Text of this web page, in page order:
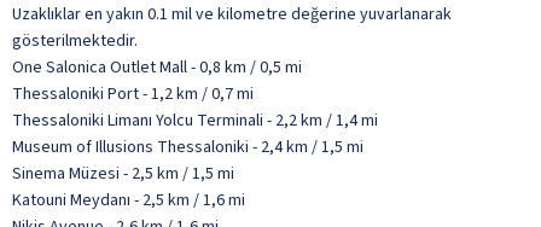
Uzaklıklar en yakın 0.1 mil ve kilometre değerine yuvarlanarak
gösterilmektedir.
One Salonica Outlet Mall - 0,8 km / 0,5 mi
Thessaloniki Port - 1,2 km / 0,7 mi
Thessaloniki Limanı Yolcu Terminali - 2,2 km / 1,4 mi
Museum of Illusions Thessaloniki - 2,4 km / 1,5 mi
Sinema Müzesi - 2,5 km / 1,5 mi
Katouni Meydanı - 2,5 km / 1,6 mi